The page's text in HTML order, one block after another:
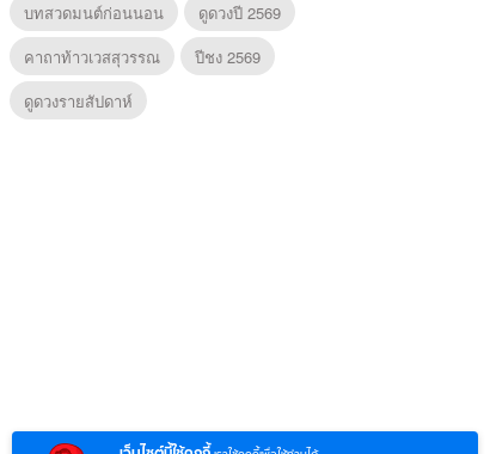
6 พบเธอ 7 พบเธอ (พากย์
ไทย) 8 แบบ
บทสวดมนต์ก่อนนอน
ดูดวงปี 2569
คาถาท้าวเวสสุวรรณ
ปีชง 2569
ดูดวงรายสัปดาห์